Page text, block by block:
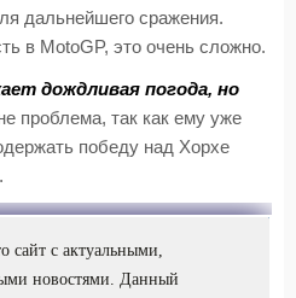
дальнейшего сражения.
в MotoGP, это очень сложно.
дождливая погода, но
проблема, так как ему уже
победу над Хорхе
сайт с актуальными,
новостями. Данный